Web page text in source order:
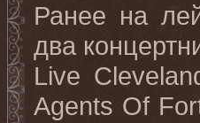
Ранее на
два
Live
Agents Of